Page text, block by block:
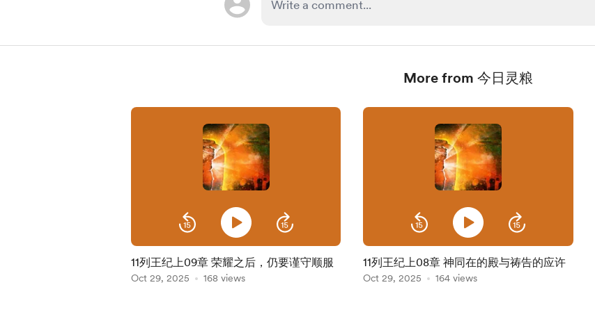
More from 今日灵粮
11列王纪上09章 荣耀之后，仍要谨守顺服
Oct 29, 2025 168 views
11列王纪上08章 神同在的殿与祷告的应许
Oct 29, 2025 164 views